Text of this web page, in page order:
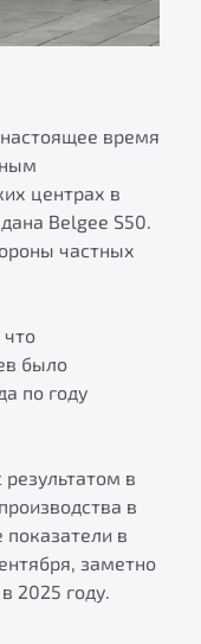
время
центрах в
Belgee S50.
частных
было
по году
в
в
в
заметно
2025 году.